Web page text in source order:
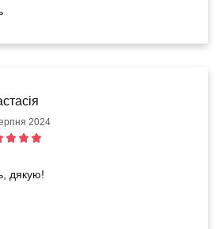
2024
дякую!